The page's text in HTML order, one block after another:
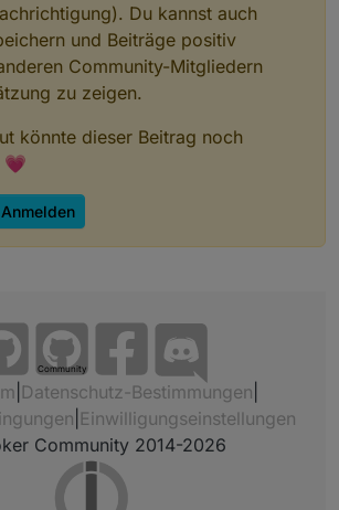
Du kannst auch
und Beiträge positiv
Community-Mitgliedern
zu zeigen.
könnte dieser Beitrag noch
💗
Anmelden
Community
Datenschutz-Bestimmungen
Einwilligungseinstellungen
Community 2014-2026